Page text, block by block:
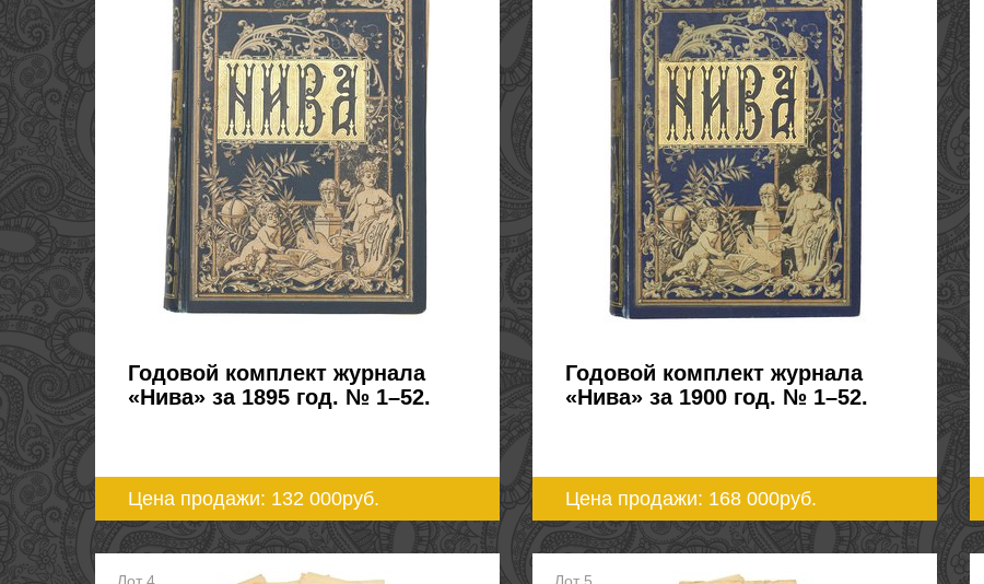
Годовой комплект журнала
«Нива» за 1895 год. № 1–52.
Цена продажи: 132 000руб.
Годовой комплект журнала
«Нива» за 1900 год. № 1–52.
Цена продажи: 168 000руб.